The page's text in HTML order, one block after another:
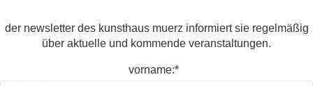
der newsletter des kunsthaus muerz informiert sie regelmäßig
über aktuelle und kommende veranstaltungen.
vorname:*